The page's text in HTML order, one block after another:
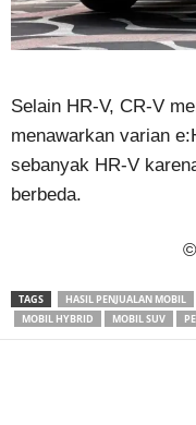
Selain HR-V, CR-V
menawarkan varian
sebanyak HR-V
berbeda.
©
TAGS HASIL PENJUALAN MOBIL
MOBIL HYBRID
MOBIL SUV